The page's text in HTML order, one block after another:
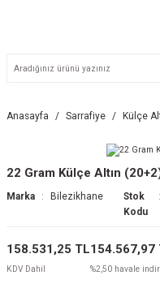
Anasayfa Sarrafiye Külçe
22 Gram Külçe Altın
Marka Bilezikhane
Stok
Kodu
158.531,25 TL
KDV Dahil
154.567,97
%2,50 havale